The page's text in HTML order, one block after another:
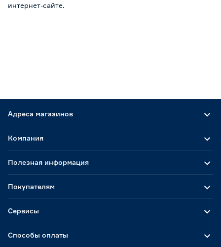
интернет-сайте.
Адреса магазинов
Способы оплаты
Компания
Полезная информация
Покупателям
Сервисы